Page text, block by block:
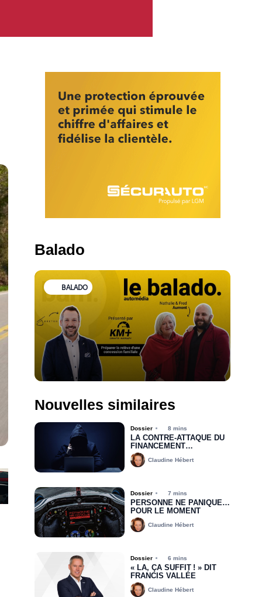
Balado
BALADO
Nouvelles similaires
Dossier 8 mins
LA CONTRE-ATTAQUE DU
FINANCEMENT
AUTOMOBILE
S’ORGANISE FACE À LA
Claudine Hébert
Dossier 7 mins
PERSONNE NE PANIQUE…
POUR LE MOMENT
Claudine Hébert
Dossier 6 mins
« LÀ, ÇA SUFFIT ! » DIT
FRANCIS VALLÉE
Claudine Hébert